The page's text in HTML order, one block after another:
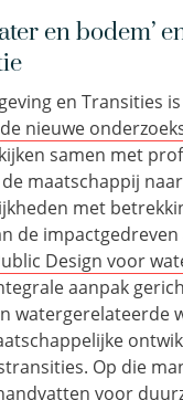
en bodem’
en Transities
de nieuwe
samen met
maatschappij
met
de impactgedreven
Design voor
aanpak
watergerelateerde
Op die
voor